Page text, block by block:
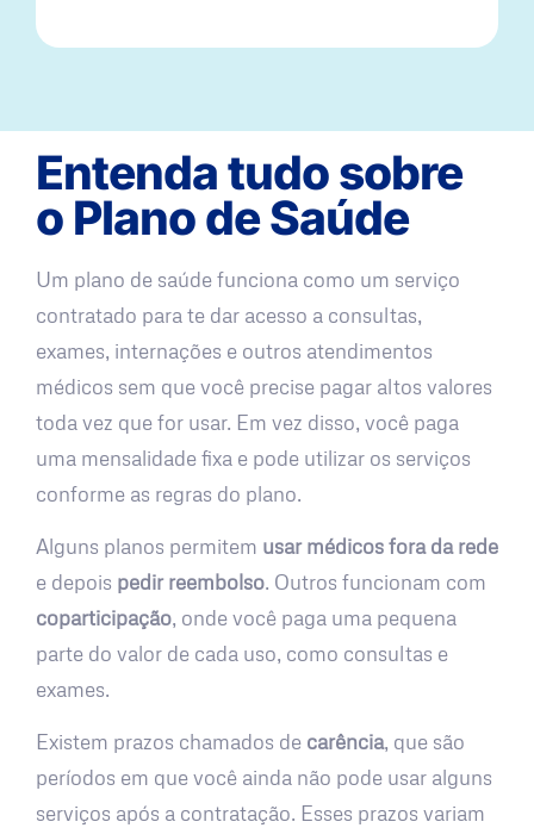
Entenda tudo sobre
o Plano de Saúde
Um plano de saúde funciona como um serviço
contratado para te dar acesso a consultas,
exames, internações e outros atendimentos
médicos sem que você precise pagar altos valores
toda vez que for usar. Em vez disso, você paga
uma mensalidade fixa e pode utilizar os serviços
conforme as regras do plano.
Alguns planos permitem usar médicos fora da rede
e depois pedir reembolso. Outros funcionam com
coparticipação, onde você paga uma pequena
parte do valor de cada uso, como consultas e
exames.
Existem prazos chamados de carência, que são
períodos em que você ainda não pode usar alguns
serviços após a contratação. Esses prazos variam